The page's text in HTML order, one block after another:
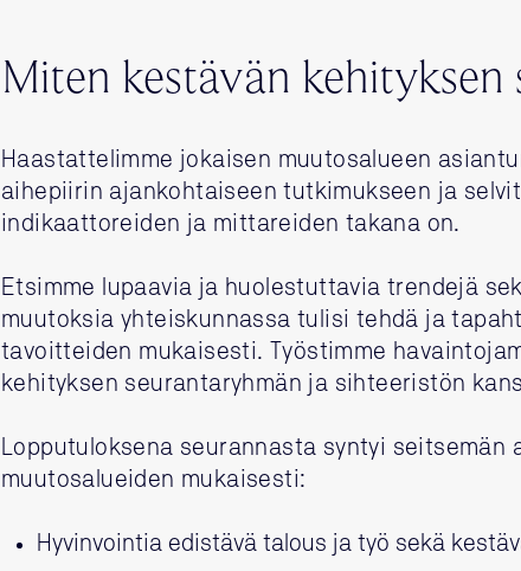
Miten kestävän
Haastattelimme jokaisen muutosalueen
aihepiirin ajankohtaiseen tutkimukseen ja
indikaattoreiden ja mittareiden takana on.
Etsimme lupaavia ja huolestuttavia trendejä
muutoksia yhteiskunnassa tulisi tehdä ja
tavoitteiden mukaisesti. Työstimme
kehityksen seurantaryhmän ja sihteeristön
Lopputuloksena seurannasta syntyi
muutosalueiden mukaisesti:
Hyvinvointia edistävä talous ja työ sekä